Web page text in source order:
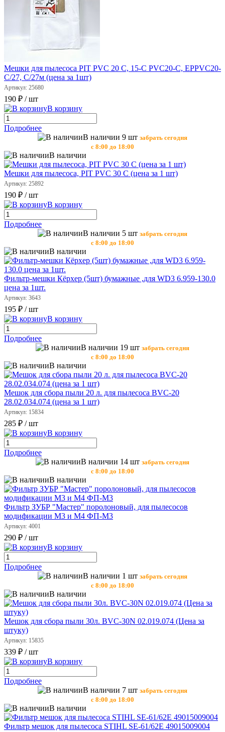
Мешки для пылесоса PIT PVC 20 C, 15-C PVC20-C, EPPVC20-
C/27, C/27м (цена за 1шт)
Артикул: 25680
190 ₽ / шт
В корзину
Подробнее
В наличии 9 шт забрать сегодня
с 8:00 до 18:00
В наличии
Мешки для пылесоса, PIT PVC 30 C (цена за 1 шт)
Артикул: 25892
190 ₽ / шт
В корзину
Подробнее
В наличии 5 шт забрать сегодня
с 8:00 до 18:00
В наличии
Фильтр-мешки Кёрхер (5шт) бумажные ,для WD3 6.959-130.0
цена за 1шт.
Артикул: 3643
195 ₽ / шт
В корзину
Подробнее
В наличии 19 шт забрать сегодня
с 8:00 до 18:00
В наличии
Мешок для сбора пыли 20 л. для пылесоса BVC-20
28.02.034.074 (цена за 1 шт)
Артикул: 15834
285 ₽ / шт
В корзину
Подробнее
В наличии 14 шт забрать сегодня
с 8:00 до 18:00
В наличии
Фильтр ЗУБР "Мастер" поролоновый, для пылесосов
модификации М3 и М4 ФП-М3
Артикул: 4001
290 ₽ / шт
В корзину
Подробнее
В наличии 1 шт забрать сегодня
с 8:00 до 18:00
В наличии
Мешок для сбора пыли 30л. BVC-30N 02.019.074 (Цена за
штуку)
Артикул: 15835
339 ₽ / шт
В корзину
Подробнее
В наличии 7 шт забрать сегодня
с 8:00 до 18:00
В наличии
Фильтр мешок для пылесоса STIHL SE-61/62E 49015009004